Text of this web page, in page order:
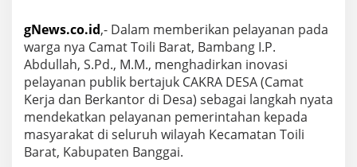
gNews.co.id,- Dalam memberikan pelayanan pada
warga nya Camat Toili Barat, Bambang I.P.
Abdullah, S.Pd., M.M., menghadirkan inovasi
pelayanan publik bertajuk CAKRA DESA (Camat
Kerja dan Berkantor di Desa) sebagai langkah nyata
mendekatkan pelayanan pemerintahan kepada
masyarakat di seluruh wilayah Kecamatan Toili
Barat, Kabupaten Banggai.